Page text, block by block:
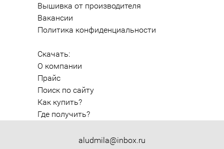
aludmila@inbox.ru
Вышивка от производителя
Вакансии
Политика конфиденциальности
Скачать:
О компании
Прайс
Поиск по сайту
Как купить?
Где получить?